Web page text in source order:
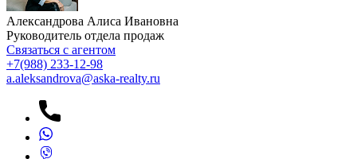
Александрова Алиса Ивановна
Руководитель отдела продаж
Связаться с агентом
+7(988) 233-12-98
a.aleksandrova@aska-realty.ru